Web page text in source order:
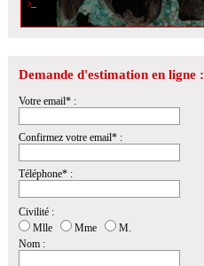
Demande d'estimation en ligne :
Votre email* :
Confirmez votre email* :
Téléphone* :
Civilité :
Mlle
Mme
M.
Nom :